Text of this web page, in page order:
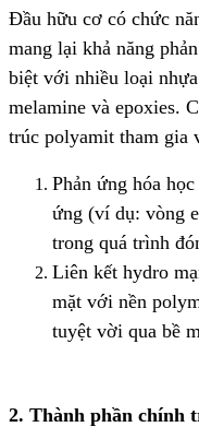
Đầu hữu cơ có chức
mang lại khả năng
biệt với nhiều loại
melamine và epoxies.
trúc polyamit tham gia
Phản ứng hóa
ứng (ví dụ: vòng
trong quá trình
Liên kết hydro
mặt với nền
tuyệt vời qua bề
2. Thành phần chính